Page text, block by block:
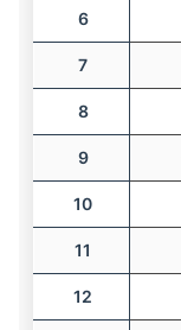
6
7
8
9
10
11
12